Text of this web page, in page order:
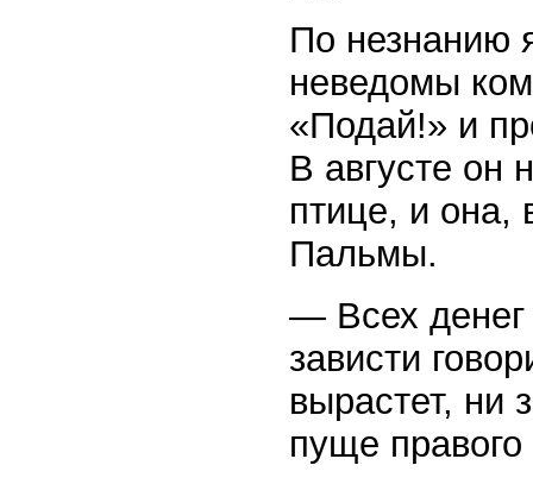
По незнанию
неведомы
«Подай!» и
В августе он
птице, и она,
Пальмы.
— Всех денег
зависти
вырастет, ни
пуще правого